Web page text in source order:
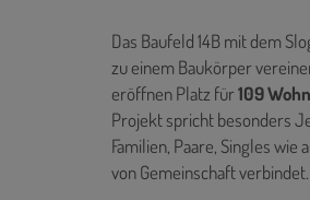
Das Baufeld 14B mit dem
zu einem Baukörper
eröffnen Platz für109
Projekt spricht besonders
Familien, Paare, Singles
von Gemeinschaft verbindet.